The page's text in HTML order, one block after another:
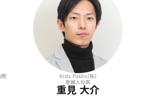
院
Kids Public(株)
産婦人科医
重見 大介